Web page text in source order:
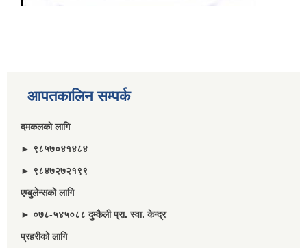
आपतकालिन सम्पर्क
दमकलकाे लागि
► ९८५७०४१४८४
► ९८४७२७२१९९
एम्बुलेन्सकाे लागि
► ०७८-५४५०८८ दुम्कैली प्रा. स्वा. केन्द्र
प्रहरीकाे लागि